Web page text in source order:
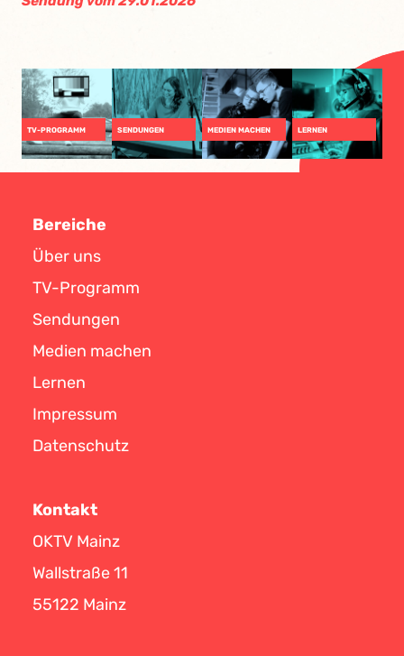
TV-PROGRAMM SENDUNGEN MEDIEN MACHEN LERNEN
Bereiche
Über uns
TV-Programm
Sendungen
Medien machen
Lernen
Impressum
Datenschutz
Kontakt
OKTV Mainz
Wallstraße 11
55122 Mainz